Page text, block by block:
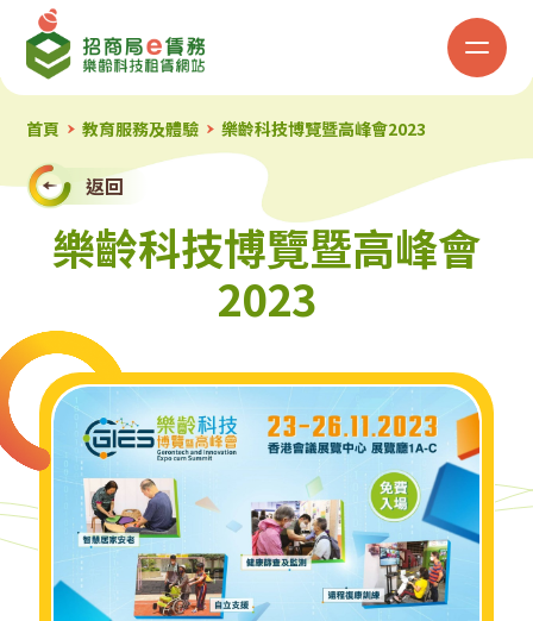
招
商
局
「e
務」
樂
齡
科
技
首頁 教育服務及體驗 樂齡科技博覽暨高峰會2023
返回
樂齡科技博覽暨高峰會
2023